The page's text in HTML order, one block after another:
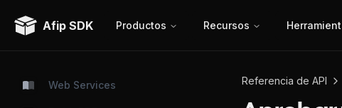
Afip SDK Productos Recursos
Web Services Referencia de API